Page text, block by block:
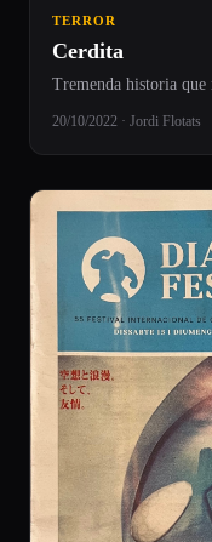
TERROR
Cerdita
Tremenda historia
20/10/2022 · Jordi Flotats